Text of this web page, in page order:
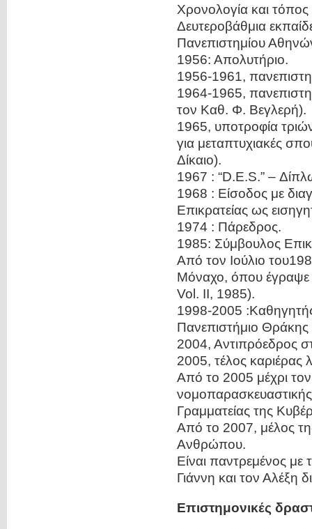
Χρονολογία και
Δευτεροβάθμια
Πανεπιστημίου
1956: Απολυτήριο.
1956-1961,
1964-1965,
τον Καθ. Φ. Βεγλερή).
1965, υποτροφία
για μεταπτυχιακές
Δίκαιο).
1967 : “D.E.S.” –
1968 : Είσοδος με
Επικρατείας ως
1974 : Πάρεδρος.
1985: Σύμβουλος
Από τον Ιούλιο
Μόναχο, όπου έγραψε
Vol. II, 1985).
1998-2005 :Καθηγητής
Πανεπιστήμιο
2004, Αντιπρόεδρος
2005, τέλος καριέρας
Από το 2005 μέχρι
Γραμματείας της
Από το 2007, μέλος
Ανθρώπου.
Είναι παντρεμένος
Γιάννη και τον Αλέξη
Επιστημονικές